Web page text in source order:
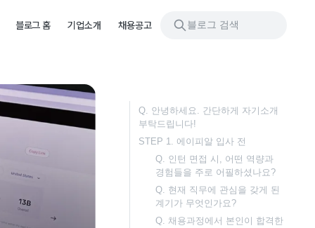
블로그 홈 기업소개 채용공고 블로그 검색
Q. 안녕하세요. 간단하게 자기소개
부탁드립니다!
STEP 1. 에이피알 입사 전
Q. 인턴 면접 시, 어떤 역량과
경험들을 주로 어필하셨나요?
Q. 현재 직무에 관심을 갖게 된
계기가 무엇인가요?
Q. 채용과정에서 본인이 합격한